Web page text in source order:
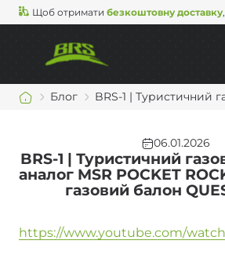
Щоб отримати безкоштовну доставку
Блог BRS-1 | Туристичний
06.01.2026
BRS-1 | Туристичний
аналог MSR POCKET
газовий балон
https://www.youtube.com/